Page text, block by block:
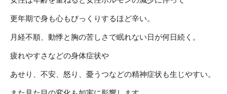
更年期で身も心もびっくりするほど辛い。
月経不順、動悸と胸の苦しさで眠れない日が何日続く。
疲れやすさなどの身体症状や
あせり、不安、怒り、憂うつなどの精神症状も生じやすい。